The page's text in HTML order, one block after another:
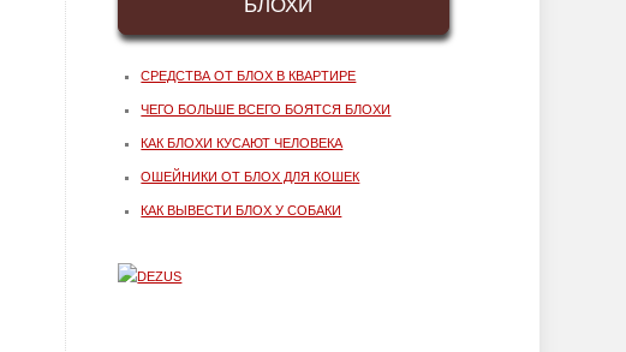
БЛОХИ
СРЕДСТВА ОТ БЛОХ В КВАРТИРЕ
ЧЕГО БОЛЬШЕ ВСЕГО БОЯТСЯ БЛОХИ
КАК БЛОХИ КУСАЮТ ЧЕЛОВЕКА
ОШЕЙНИКИ ОТ БЛОХ ДЛЯ КОШЕК
КАК ВЫВЕСТИ БЛОХ У СОБАКИ